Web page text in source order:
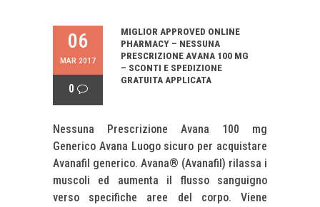
06
MAR 2017
0
MIGLIOR APPROVED ONLINE
PHARMACY – NESSUNA
PRESCRIZIONE AVANA 100 MG
– SCONTI E SPEDIZIONE
GRATUITA APPLICATA
Nessuna Prescrizione Avana 100 mg
Generico Avana Luogo sicuro per acquistare
Avanafil generico. Avana® (Avanafil) rilassa i
muscoli ed aumenta il flusso sanguigno
verso specifiche aree del corpo. Viene